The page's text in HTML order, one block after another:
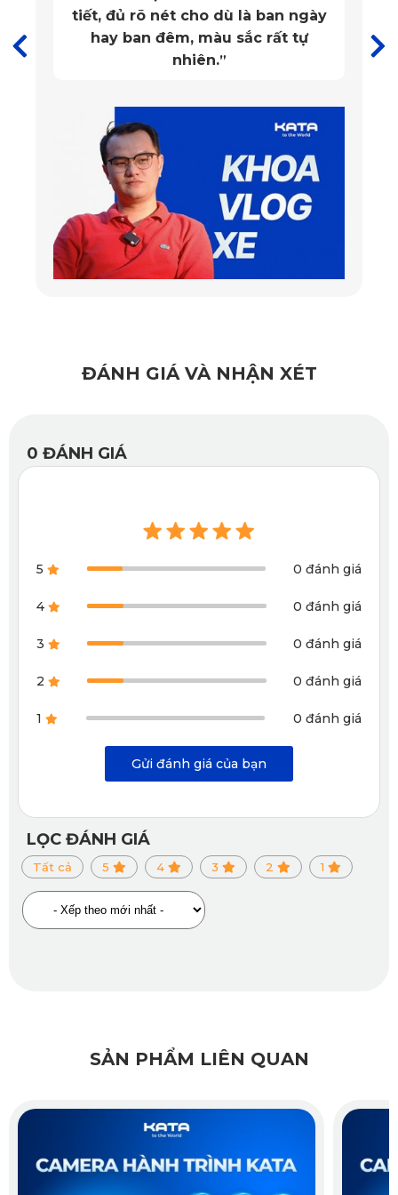
Trên thị trường hiện nay, có nhiều loại camera hành trình
khác nhau, trong đó có thương hiệu KATA. KATA được biết
đến là thương hiệu sản xuất các sản phẩm thiết bị ô tô chất
Các thiết bị theo dõi hành trình của KATA được đánh giá là
có thiết kế tinh tế, nhỏ gọn, không che khuất tầm nhìn. Bên
cạnh đó, sản phẩm còn được thiết kế với nhiều tính năng
thông minh, đảm bảo ghi hình sắc nét và sự an toàn khi lái
mang đến cho người dùng những trải nghiệm toàn diện
camera hành trình chính hãng KATA
phẩm nổi bật được nhiều chủ xe tin chọn nhờ thiết kế tinh
tế, công nghệ tiên tiến và khả năng ghi hình vượt trội. Dưới
3.1. Camera hành trình KATA Dash – KD001
hợp với mọi không gian nội thất xe hiện đại. Không chỉ đẹp
về hình thức, sản phẩm còn được đánh giá cao nhờ chất
lượng ghi hình vượt trội với độ phân giải 2K, mang đến hình
ĐÁNH GIÁ VÀ NHẬN XÉT
0 ĐÁNH GIÁ
5 0 đánh giá
4 0 đánh giá
3 0 đánh giá
2 0 đánh giá
1 0 đánh giá
Gửi đánh giá của bạn
LỌC ĐÁNH GIÁ
Tất cả 5 4 3 2 1
SẢN PHẨM LIÊN QUAN